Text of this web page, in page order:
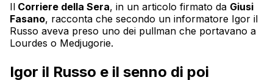
Il Corriere della Sera, in un articolo firmato da Giusi
Fasano, racconta che secondo un informatore Igor il
Russo aveva preso uno dei pullman che portavano a
Lourdes o Medjugorie.
Igor il Russo e il senno di poi